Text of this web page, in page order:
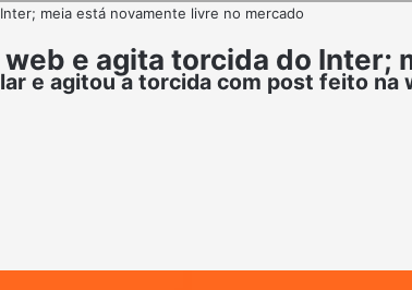
meia está novamente livre no mercado
e agita torcida do Inter;
e agitou a torcida com post feito na